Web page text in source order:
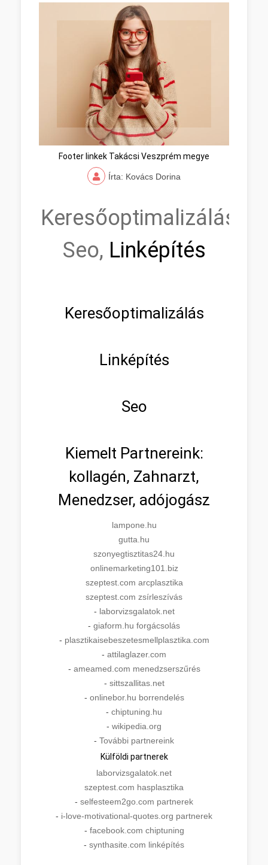
Footer linkek Takácsi Veszprém megye
Írta: Kovács Dorina
Keresőoptimalizálás,
Seo, Linképítés
Keresőoptimalizálás
Linképítés
Seo
Kiemelt Partnereink:
kollagén, Zahnarzt,
Menedzser, adójogász
lampone.hu
gutta.hu
szonyegtisztitas24.hu
onlinemarketing101.biz
szeptest.com arcplasztika
szeptest.com zsírleszívás
- laborvizsgalatok.net
- giaform.hu forgácsolás
- plasztikaisebeszetesmellplasztika.com
- attilaglazer.com
- ameamed.com menedzserszűrés
- sittszallitas.net
- onlinebor.hu borrendelés
- chiptuning.hu
- wikipedia.org
- További partnereink
Külföldi partnerek
laborvizsgalatok.net
szeptest.com hasplasztika
- selfesteem2go.com partnerek
- i-love-motivational-quotes.org partnerek
- facebook.com chiptuning
- synthasite.com linképítés